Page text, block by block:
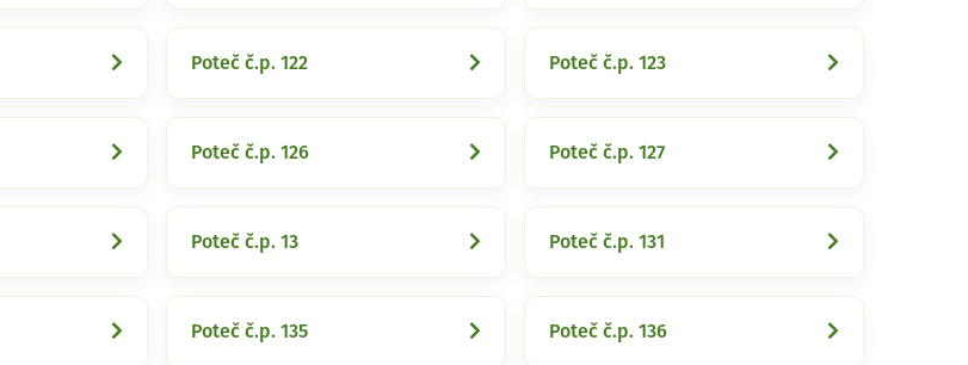
Poteč č.p. 122 Poteč č.p. 123
Poteč č.p. 126 Poteč č.p. 127
Poteč č.p. 13 Poteč č.p. 131
Poteč č.p. 135 Poteč č.p. 136